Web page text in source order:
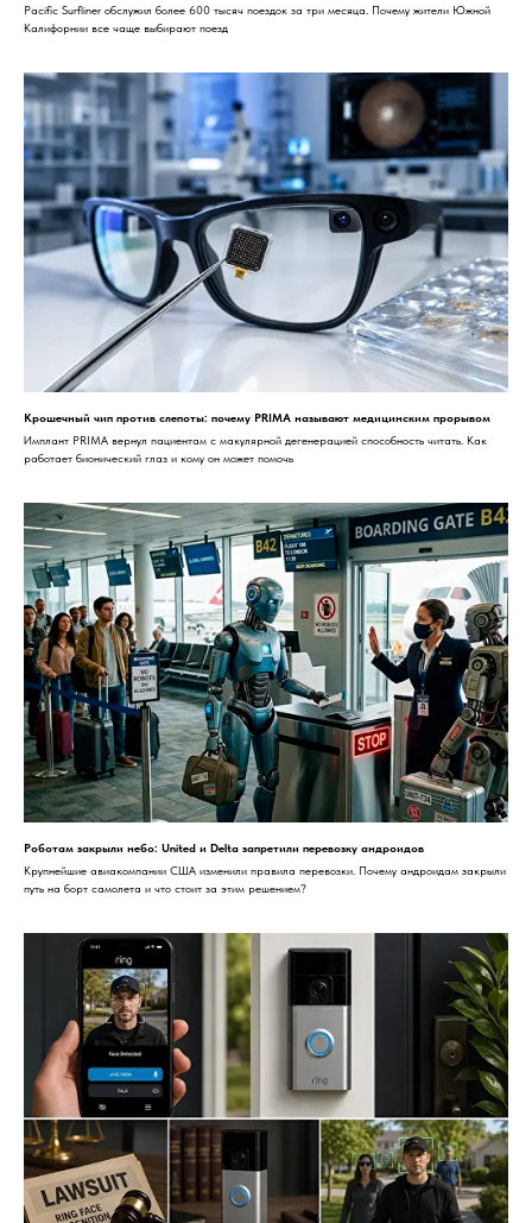
Pacific Surfliner обслужил более 600 тысяч поездок за три месяца. Почему жители Южной
Калифорнии все чаще выбирают поезд
Крошечный чип против слепоты: почему PRIMA называют медицинским прорывом
Имплант PRIMA вернул пациентам с макулярной дегенерацией способность читать. Как
работает бионический глаз и кому он может помочь
Роботам закрыли небо: United и Delta запретили перевозку андроидов
Крупнейшие авиакомпании США изменили правила перевозки. Почему андроидам закрыли
путь на борт самолета и что стоит за этим решением?